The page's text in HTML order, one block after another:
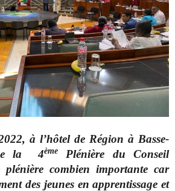
à l’hôtel de Région à Basse-
la 4ème
Plénière du Conseil
combien importante car
des jeunes en apprentissage et